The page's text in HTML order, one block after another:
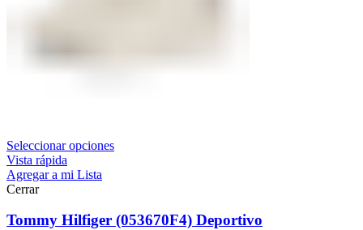
Seleccionar opciones
Vista rápida
Agregar a mi Lista
Cerrar
Tommy Hilfiger (053670F4) Deportivo